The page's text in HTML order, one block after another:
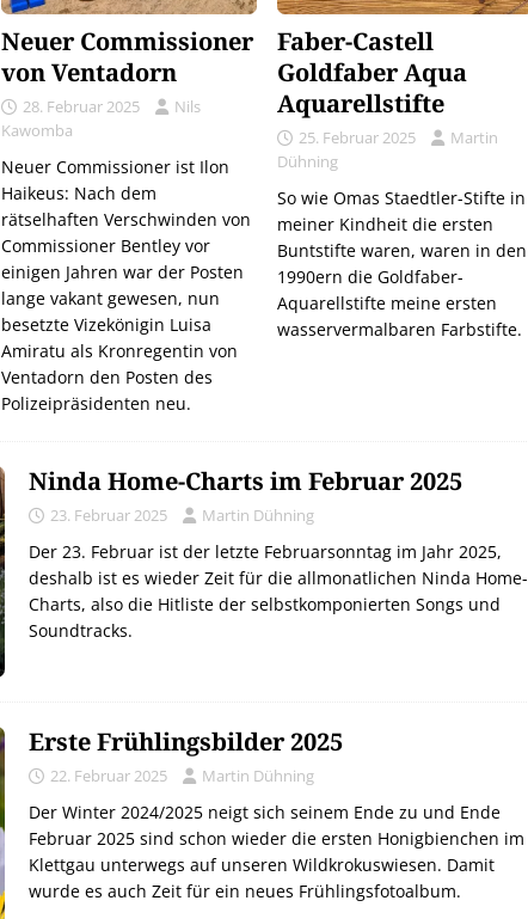
Neuer Commissioner
von Ventadorn
28. Februar 2025
Nils
Kawomba
Neuer Commissioner ist Ilon
Haikeus: Nach dem
rätselhaften Verschwinden von
Commissioner Bentley vor
einigen Jahren war der Posten
lange vakant gewesen, nun
besetzte Vizekönigin Luisa
Amiratu als Kronregentin von
Ventadorn den Posten des
Polizeipräsidenten neu.
Faber-Castell
Goldfaber Aqua
Aquarellstifte
25. Februar 2025
Martin
Dühning
So wie Omas Staedtler-Stifte in
meiner Kindheit die ersten
Buntstifte waren, waren in den
1990ern die Goldfaber-
Aquarellstifte meine ersten
wasservermalbaren Farbstifte.
Ninda Home-Charts im Februar 2025
23. Februar 2025 Martin Dühning
Der 23. Februar ist der letzte Februarsonntag im Jahr 2025,
deshalb ist es wieder Zeit für die allmonatlichen Ninda Home-
Charts, also die Hitliste der selbstkomponierten Songs und
Soundtracks.
Erste Frühlingsbilder 2025
22. Februar 2025 Martin Dühning
Der Winter 2024/2025 neigt sich seinem Ende zu und Ende
Februar 2025 sind schon wieder die ersten Honigbienchen im
Klettgau unterwegs auf unseren Wildkrokuswiesen. Damit
wurde es auch Zeit für ein neues Frühlingsfotoalbum.